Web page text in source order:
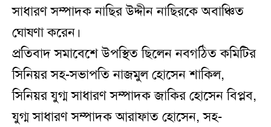
সাধারণ সম্পাদক নাছির উদ্দীন নাছিরকে অবাঞ্চিত
ঘোষণা করেন।
প্রতিবাদ সমাবেশে উপস্থিত ছিলেন নবগঠিত কমিটির
সিনিয়র সহ-সভাপতি নাজমুল হোসেন শাকিল,
সিনিয়র যুগ্ম সাধারণ সম্পাদক জাকির হোসেন বিপ্লব,
যুগ্ম সাধারণ সম্পাদক আরাফাত হোসেন, সহ-